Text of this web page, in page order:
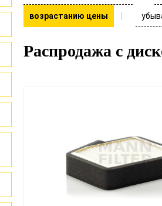
возрастанию цены
Распродажа с